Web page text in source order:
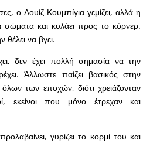
ο Λουίζ Κουμπίγια γεμίζει, αλλά η
σώματα και κυλάει προς το κόρνερ.
να βγει.
δεν έχει πολλή σημασία να την
Άλλωστε παίζει βασικός στην
όλων των εποχών, διότι χρειάζονταν
εκείνοι που μόνο έτρεχαν και
γυρίζει το κορμί του και